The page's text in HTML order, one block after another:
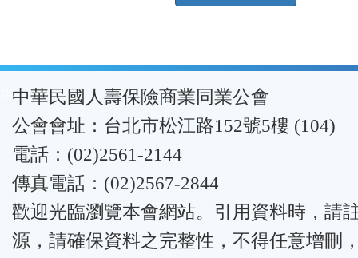
:::中華民國人壽保險商業同業公會
公會會址：台北市松江路152號5樓 (104)
電話：(02)2561-2144
傳真電話：(02)2567-2844
歡迎光臨瀏覽本會網站。引用資料時，請
源，請確保資料之完整性，不得任意增刪